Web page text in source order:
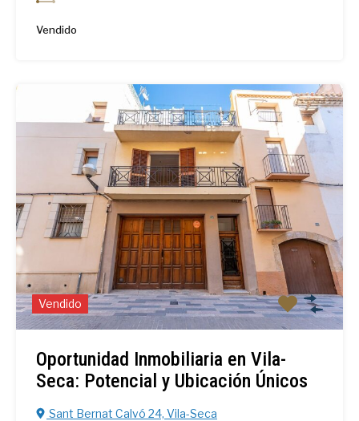
Vendido
Vendido
Oportunidad Inmobiliaria en Vila-
Seca: Potencial y Ubicación Únicos
Sant Bernat Calvó 24, Vila-Seca